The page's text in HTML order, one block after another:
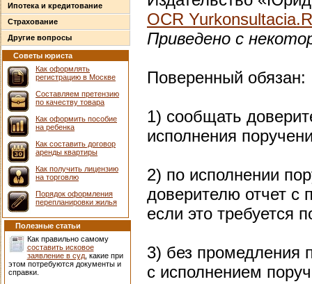
Ипотека и кредитование
Страхование
Другие вопросы
Советы юриста
Как оформлять
регистрацию в Москве
Составляем претензию
по качеству товара
Как оформить пособие
на ребенка
Как составить договор
аренды квартиры
Как получить лицензию
на торговлю
Порядок оформления
перепланировки жилья
Полезные статьи
Как правильно самому
составить исковое
заявление в суд, какие при
этом потребуются документы и
справки.
OCR
Приведено с
Поверенный обязан:
1) сообщать
исполнения
2) по исполнении
доверителю отчет с
если это требуется
3) без промедления
с исполнением